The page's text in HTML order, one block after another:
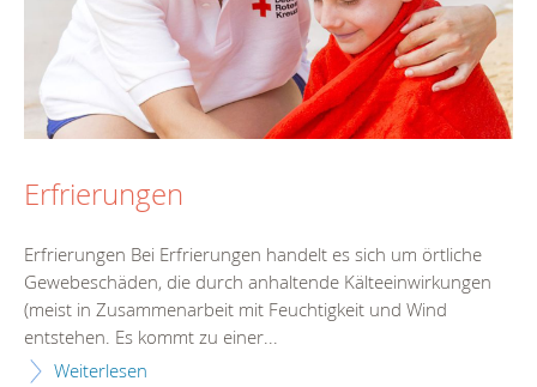
Erfrierungen
Erfrierungen Bei Erfrierungen handelt es sich um örtliche
Gewebeschäden, die durch anhaltende Kälteeinwirkungen
(meist in Zusammenarbeit mit Feuchtigkeit und Wind
entstehen. Es kommt zu einer...
Weiterlesen